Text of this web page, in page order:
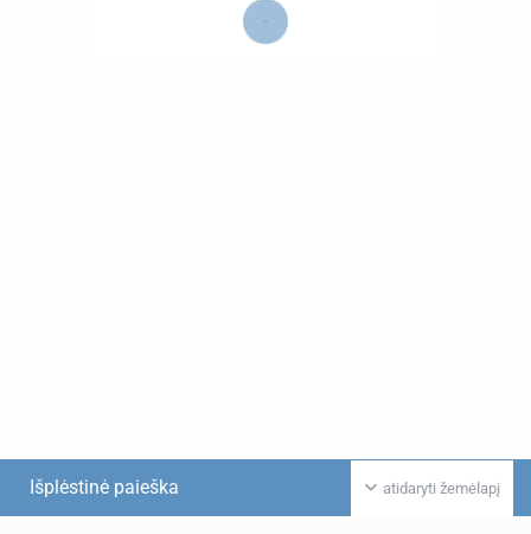
atidaryti žemėlapį
Išplėstinė paieška